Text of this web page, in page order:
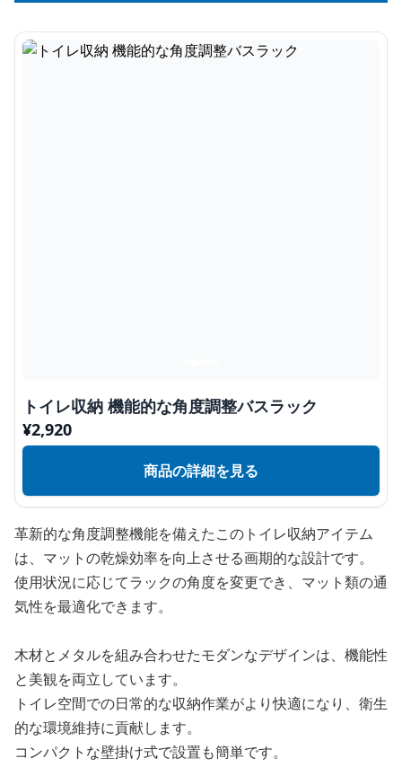
トイレ収納 機能的な角度調整バスラック
¥2,920
商品の詳細を見る
革新的な角度調整機能を備えたこのトイレ収納アイテム
は、マットの乾燥効率を向上させる画期的な設計です。
使用状況に応じてラックの角度を変更でき、マット類の通
気性を最適化できます。
木材とメタルを組み合わせたモダンなデザインは、機能性
と美観を両立しています。
トイレ空間での日常的な収納作業がより快適になり、衛生
的な環境維持に貢献します。
コンパクトな壁掛け式で設置も簡単です。